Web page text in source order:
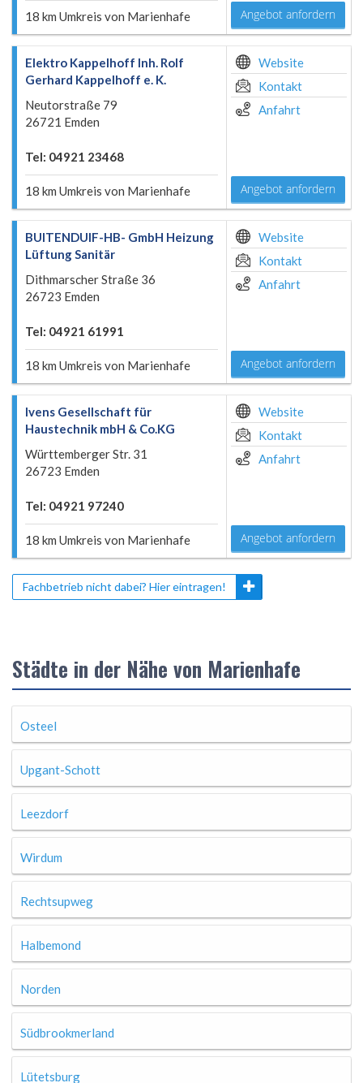
18 km Umkreis von Marienhafe Angebot anfordern
Elektro Kappelhoff Inh. Rolf
Gerhard Kappelhoff e. K.
Neutorstraße 79
26721 Emden
Tel: 04921 23468
18 km Umkreis von Marienhafe
Website
Kontakt
Anfahrt
Angebot anfordern
BUITENDUIF-HB- GmbH Heizung
Lüftung Sanitär
Dithmarscher Straße 36
26723 Emden
Tel: 04921 61991
18 km Umkreis von Marienhafe
Website
Kontakt
Anfahrt
Angebot anfordern
Ivens Gesellschaft für
Haustechnik mbH & Co.KG
Württemberger Str. 31
26723 Emden
Tel: 04921 97240
18 km Umkreis von Marienhafe
Website
Kontakt
Anfahrt
Angebot anfordern
Fachbetrieb nicht dabei? Hier eintragen!
Städte in der Nähe von Marienhafe
Osteel
Upgant-Schott
Leezdorf
Wirdum
Rechtsupweg
Halbemond
Norden
Südbrookmerland
Lütetsburg